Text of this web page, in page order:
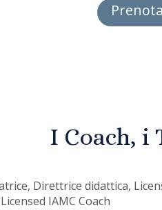
I Coach, i
Direttrice didattica,
IAMC Coach